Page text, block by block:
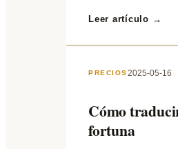
Leer artículo →
PRECIOS2025-05-16
Cómo
fortuna